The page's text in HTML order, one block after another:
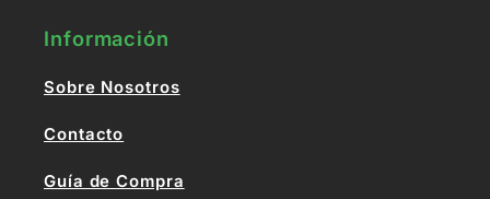
Información
Sobre Nosotros
Contacto
Guía de Compra